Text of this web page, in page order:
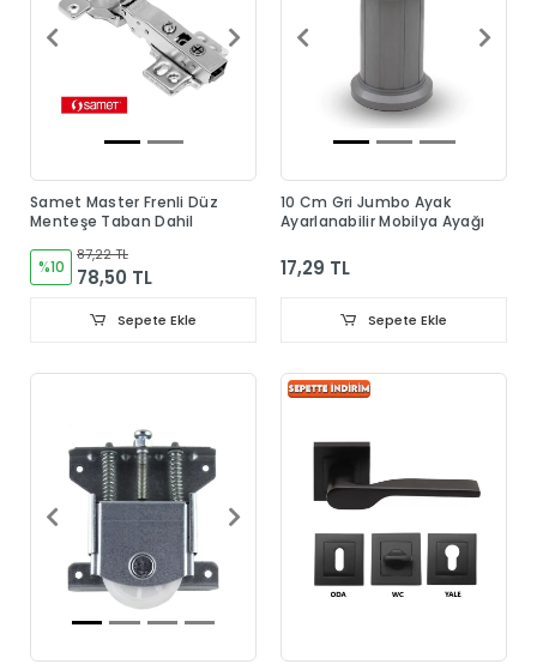
Samet Master Frenli Düz
Menteşe Taban Dahil
%10
87,22 TL
78,50 TL
Sepete Ekle
10 Cm Gri Jumbo Ayak
Ayarlanabilir Mobilya Ayağı
17,29 TL
Sepete Ekle